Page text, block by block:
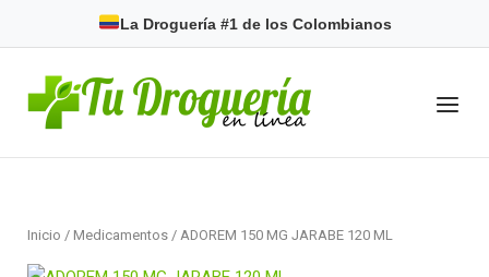
La Droguería #1 de los Colombianos
Home
Menu
Inicio / Medicamentos / ADOREM 150 MG JARABE 120 ML